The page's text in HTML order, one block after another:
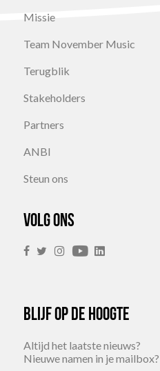
Missie
Team November Music
Terugblik
Stakeholders
Partners
ANBI
Steun ons
Volg ons
Blijf op de hoogte
Altijd het laatste nieuws?
Nieuwe namen in je mailbox?